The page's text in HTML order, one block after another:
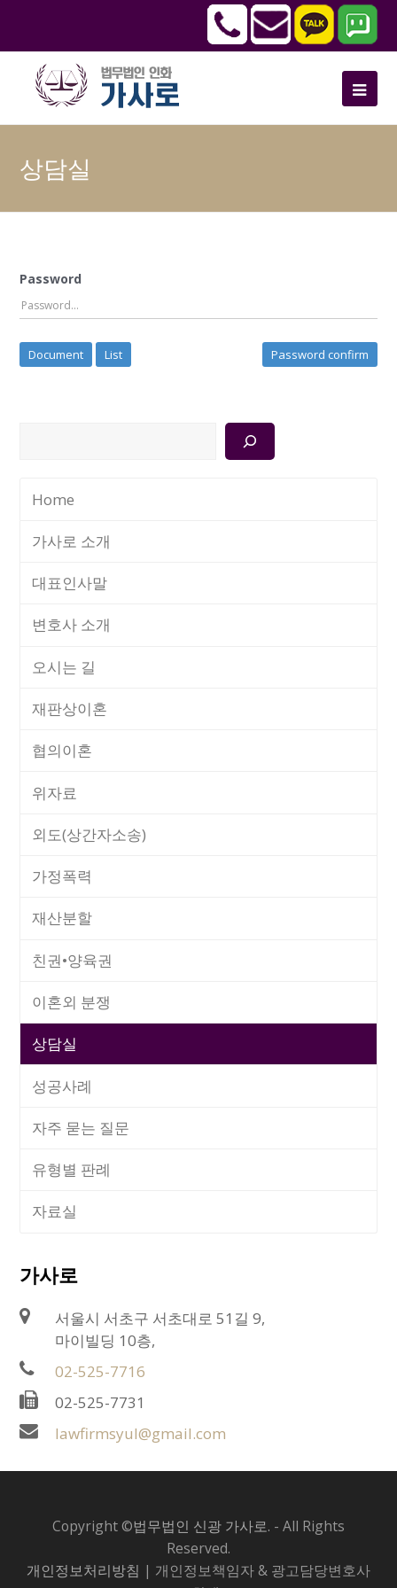
상담실
Password
Document List Password confirm
Home
가사로 소개
대표인사말
변호사 소개
오시는 길
재판상이혼
협의이혼
위자료
외도(상간자소송)
가정폭력
재산분할
친권•양육권
이혼외 분쟁
상담실
성공사례
자주 묻는 질문
유형별 판례
자료실
가사로
서울시 서초구 서초대로 51길 9,
마이빌딩 10층,
02-525-7716
02-525-7731
lawfirmsyul@gmail.com
Copyright ©법무법인 신광 가사로. - All Rights
Reserved.
개인정보처리방침 | 개인정보책임자 & 광고담당변호사